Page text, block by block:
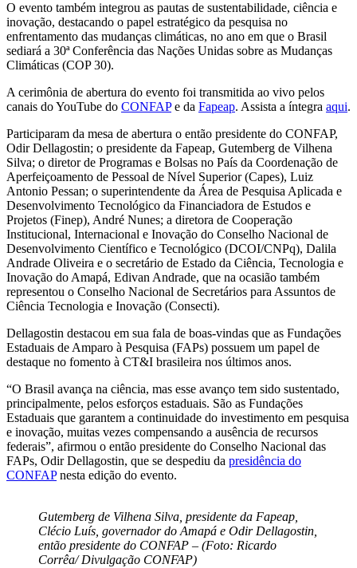
O evento também integrou as pautas de sustentabilidade, ciência e
inovação, destacando o papel estratégico da pesquisa no
enfrentamento das mudanças climáticas, no ano em que o Brasil
sediará a 30ª Conferência das Nações Unidas sobre as Mudanças
Climáticas (COP 30).
A cerimônia de abertura do evento foi transmitida ao vivo pelos
canais do YouTube do CONFAPe da Fapeap. Assista a íntegra aqui.
Participaram da mesa de abertura o então presidente do CONFAP,
Odir Dellagostin; o presidente da Fapeap, Gutemberg de Vilhena
Silva; o diretor de Programas e Bolsas no País da Coordenação de
Aperfeiçoamento de Pessoal de Nível Superior (Capes), Luiz
Antonio Pessan; o superintendente da Área de Pesquisa Aplicada e
Desenvolvimento Tecnológico da Financiadora de Estudos e
Projetos (Finep), André Nunes; a diretora de Cooperação
Institucional, Internacional e Inovação do Conselho Nacional de
Desenvolvimento Científico e Tecnológico (DCOI/CNPq), Dalila
Andrade Oliveira e o secretário de Estado da Ciência, Tecnologia e
Inovação do Amapá, Edivan Andrade, que na ocasião também
representou o Conselho Nacional de Secretários para Assuntos de
Ciência Tecnologia e Inovação (Consecti).
Dellagostin destacou em sua fala de boas-vindas que as Fundações
Estaduais de Amparo à Pesquisa (FAPs) possuem um papel de
destaque no fomento à CT&I brasileira nos últimos anos.
“O Brasil avança na ciência, mas esse avanço tem sido sustentado,
principalmente, pelos esforços estaduais. São as Fundações
Estaduais que garantem a continuidade do investimento em pesquisa
e inovação, muitas vezes compensando a ausência de recursos
federais”, afirmou o então presidente do Conselho Nacional das
FAPs, Odir Dellagostin, que se despediu da presidência do
CONFAPnesta edição do evento.
Gutemberg de Vilhena Silva, presidente da Fapeap,
Clécio Luís, governador do Amapá e Odir Dellagostin,
então presidente do CONFAP – (Foto: Ricardo
Corrêa/ Divulgação CONFAP)